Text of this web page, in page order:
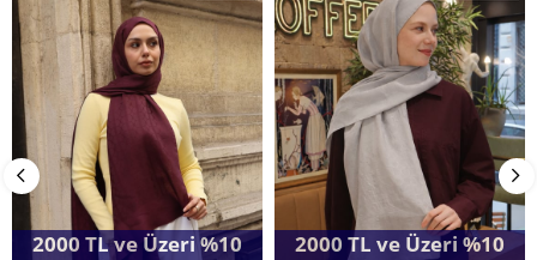
Ürün
2000 TL ve Üzeri %10
Ürün
2000 TL ve Üzeri %10